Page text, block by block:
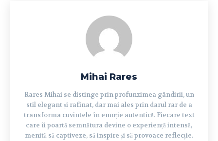
Mihai Rares
Rares Mihai se distinge prin profunzimea gândirii, un
stil elegant și rafinat, dar mai ales prin darul rar de a
transforma cuvintele în emoție autentică. Fiecare text
care îi poartă semnătura devine o experiență intensă,
menită să captiveze, să inspire și să provoace reflecție.